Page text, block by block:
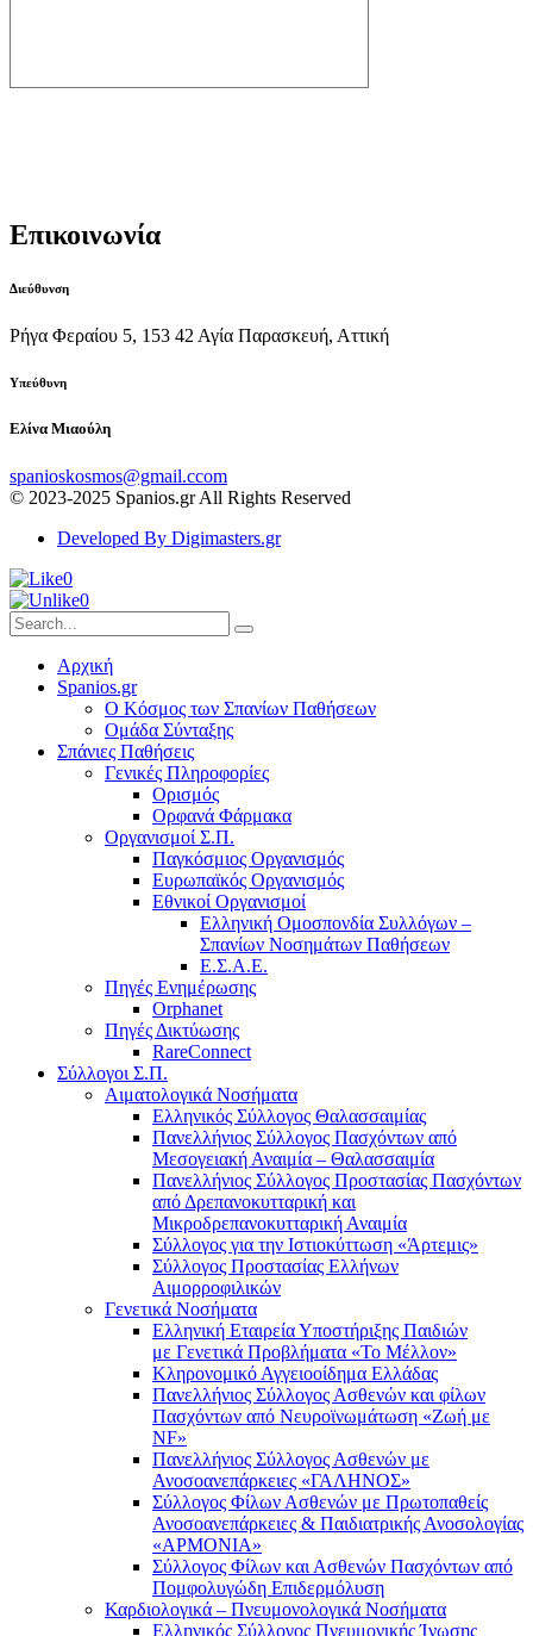
Επικοινωνία
Διεύθυνση
Ρήγα Φεραίου 5, 153 42 Αγία Παρασκευή, Αττική
Υπεύθυνη
Ελίνα Μιαούλη
spanioskosmos@gmail.ccom
© 2023-2025 Spanios.gr All Rights Reserved
Developed By Digimasters.gr
0
0
Αρχική
Spanios.gr
Ο Κόσμος των Σπανίων Παθήσεων
Ομάδα Σύνταξης
Σπάνιες Παθήσεις
Γενικές Πληροφορίες
Ορισμός
Ορφανά Φάρμακα
Οργανισμοί Σ.Π.
Παγκόσμιος Οργανισμός
Ευρωπαϊκός Οργανισμός
Εθνικοί Οργανισμοί
Ελληνική Ομοσπονδία Συλλόγων –
Σπανίων Νοσημάτων Παθήσεων
Ε.Σ.Α.Ε.
Πηγές Ενημέρωσης
Orphanet
Πηγές Δικτύωσης
RareConnect
Σύλλογοι Σ.Π.
Αιματολογικά Νοσήματα
Ελληνικός Σύλλογος Θαλασσαιμίας
Πανελλήνιος Σύλλογος Πασχόντων από
Μεσογειακή Αναιμία – Θαλασσαιμία
Πανελλήνιος Σύλλογος Προστασίας Πασχόντων
από Δρεπανοκυτταρική και
Μικροδρεπανοκυτταρική Αναιμία
Σύλλογος για την Ιστιοκύττωση «Άρτεμις»
Σύλλογος Προστασίας Ελλήνων
Αιμορροφιλικών
Γενετικά Νοσήματα
Ελληνική Εταιρεία Υποστήριξης Παιδιών
με Γενετικά Προβλήματα «Το Μέλλον»
Κληρονομικό Αγγειοοίδημα Ελλάδας
Πανελλήνιος Σύλλογος Ασθενών και φίλων
Πασχόντων από Νευροϊνωμάτωση «Ζωή με
NF»
Πανελλήνιος Σύλλογος Ασθενών με
Ανοσοανεπάρκειες «ΓΑΛΗΝΟΣ»
Σύλλογος Φίλων Ασθενών με Πρωτοπαθείς
Ανοσοανεπάρκειες & Παιδιατρικής Ανοσολογίας
«ΑΡΜΟΝΙΑ»
Σύλλογος Φίλων και Ασθενών Πασχόντων από
Πομφολυγώδη Επιδερμόλυση
Καρδιολογικά – Πνευμονολογικά Νοσήματα
Ελληνικός Σύλλογος Πνευμονικής Ίνωσης